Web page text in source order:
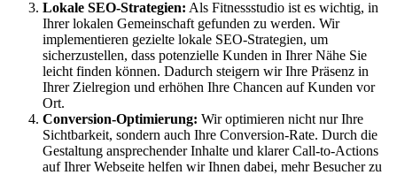
Lokale SEO-Strategien: Als Fitnessstudio ist es wichtig, in
Ihrer lokalen Gemeinschaft gefunden zu werden. Wir
implementieren gezielte lokale SEO-Strategien, um
sicherzustellen, dass potenzielle Kunden in Ihrer Nähe Sie
leicht finden können. Dadurch steigern wir Ihre Präsenz in
Ihrer Zielregion und erhöhen Ihre Chancen auf Kunden vor
Ort.
Conversion-Optimierung: Wir optimieren nicht nur Ihre
Sichtbarkeit, sondern auch Ihre Conversion-Rate. Durch die
Gestaltung ansprechender Inhalte und klarer Call-to-Actions
auf Ihrer Webseite helfen wir Ihnen dabei, mehr Besucher zu